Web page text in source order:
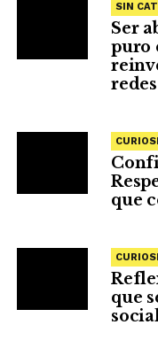
SIN
Ser
puro
que
que